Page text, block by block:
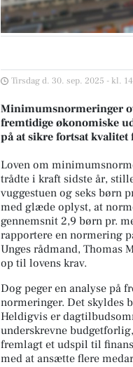
Tirsdag d. 30. sep. 2025 - kl.
Minimumsnormeringer
fremtidige økonomiske
på at sikre fortsat kvalitet
Loven om
trådte i kraft sidste år,
vuggestuen og seks børn
med glæde oplyst, at
gennemsnit 2,9 børn pr.
rapportere en normering
Unges rådmand, Thomas
op til lovens krav.
Dog peger en analyse på
normeringer. Det skyldes
Heldigvis er
underskrevne
fremlagt et udspil til
med at ansætte flere